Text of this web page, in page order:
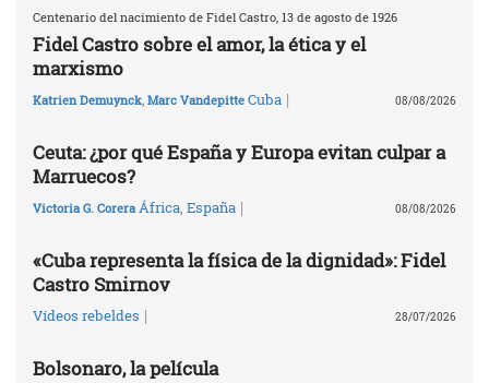
Centenario del nacimiento de Fidel Castro, 13 de agosto de 1926
Fidel Castro sobre el amor, la ética y el
marxismo
Katrien Demuynck, Marc Vandepitte Cuba | 08/08/2026
Ceuta: ¿por qué España y Europa evitan culpar a
Marruecos?
Victoria G. Corera África España | 08/08/2026
«Cuba representa la física de la dignidad»: Fidel
Castro Smirnov
Vídeos rebeldes | 28/07/2026
Bolsonaro, la película